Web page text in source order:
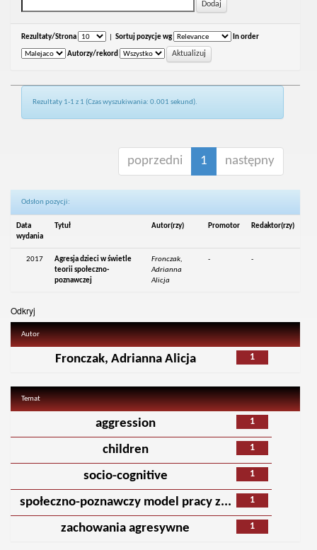
Rezultaty/Strona Sortuj pozycje wg In order
Autorzy/rekord
Rezultaty 1-1 z 1 (Czas wyszukiwania: 0.001 sekund).
poprzedni 1 następny
Odsłon pozycji:
Data
wydania
Tytuł Autor(rzy) Promotor Redaktor(rzy)
2017
Agresja dzieci w świetle
teorii społeczno-
poznawczej
Fronczak,
Adrianna
Alicja
- -
Odkryj
Autor
1
Fronczak, Adrianna Alicja
Temat
1
aggression
1
children
1
socio-cognitive
1
społeczno-poznawczy model pracy z...
1
zachowania agresywne